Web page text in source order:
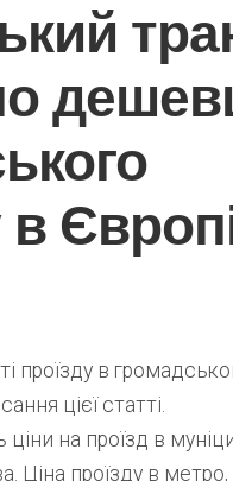
проїзду в
цієї статті.
на проїзд в
Ціна проїзду в